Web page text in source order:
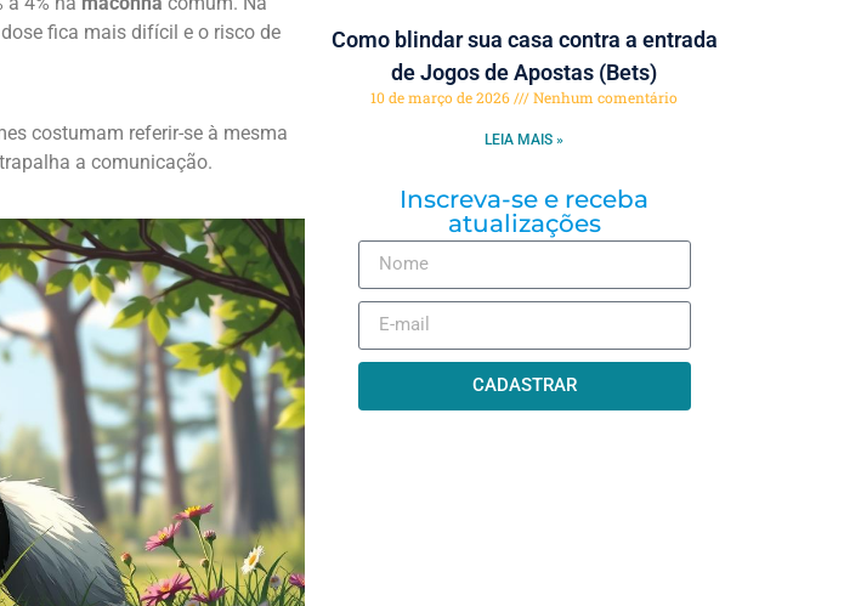
fica mais difícil e o risco de
costumam referir-se à mesma
a comunicação.
Como blindar sua casa contra a entrada
de Jogos de Apostas (Bets)
10 de março de 2026 Nenhum comentário
LEIA MAIS »
Inscreva-se e receba
atualizações
CADASTRAR